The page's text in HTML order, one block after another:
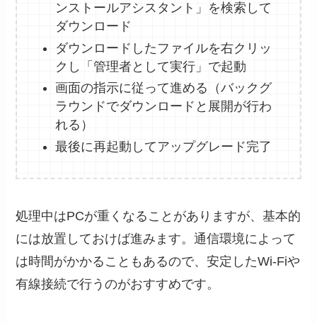
ンストールアシスタント」を検索して
ダウンロード
ダウンロードしたファイルを右クリッ
クし「管理者として実行」で起動
画面の指示に従って進める（バックグ
ラウンドでダウンロードと展開が行わ
れる）
最後に再起動してアップグレード完了
処理中はPCが重くなることがありますが、基本的
には放置しておけば進みます。通信環境によって
は時間がかかることもあるので、安定したWi-Fiや
有線接続で行うのがおすすめです。